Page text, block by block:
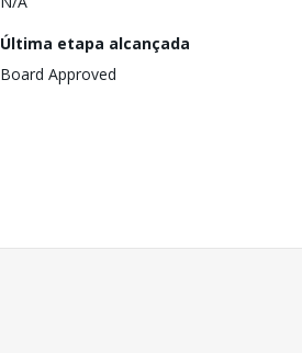
Última etapa alcançada
Board Approved